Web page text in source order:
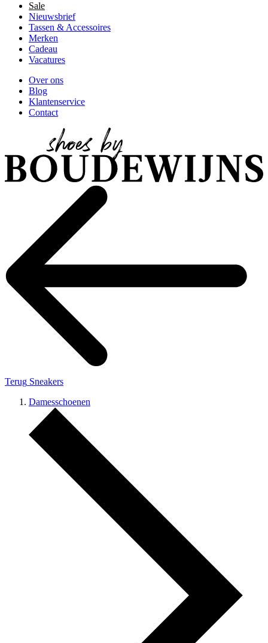
Sale
Nieuwsbrief
Tassen & Accessoires
Merken
Cadeau
Vacatures
Over ons
Blog
Klantenservice
Contact
Terug Sneakers
Damesschoenen